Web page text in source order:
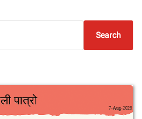
Search